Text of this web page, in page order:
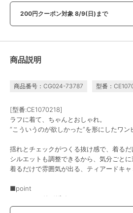
200円クーポン対象 8/9(日)まで
商品説明
商品番号：CG024-73787 型番：
[型番:CE1070218]
ラフに着て、ちゃんとおしゃれ。
“こういうのが欲しかった”を形にしたワン
揺れとチェックがつくる抜け感で、着るだ
シルエットも調整できるから、気分ごとに
着るだけで雰囲気が出る、ティアードキャ
■point
・ティアードデザイン
・リボンのアレンジでシルエット調整可能